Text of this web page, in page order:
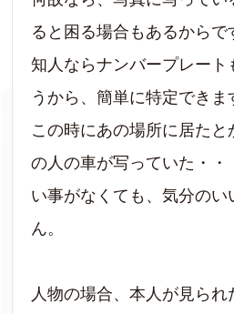
ると困る場合もあるからで
知人ならナンバープレート
うから、簡単に特定できま
この時にあの場所に居た
の人の車が写っていた・・
い事がなくても、気分の
ん。
人物の場合、本人が見ら